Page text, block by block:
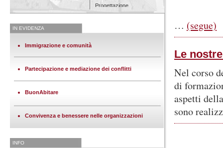
Progettazione
Ricerca
IN EVIDENZA
Immigrazione e comunità
Partecipazione e mediazione dei conflitti
BuonAbitare
Convivenza e benessere nelle organizzazioni
INFO
… (segue)
Le
Nel corso
di
aspetti
sono